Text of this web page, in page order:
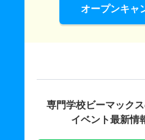
オープンキャ
専門学校ビーマック
イベント最新情